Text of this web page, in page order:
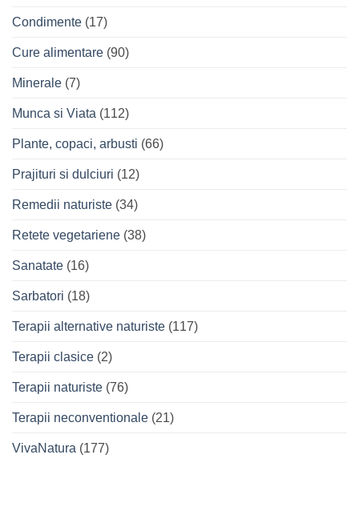
Condimente (17)
Cure alimentare (90)
Minerale (7)
Munca si Viata (112)
Plante, copaci, arbusti (66)
Prajituri si dulciuri (12)
Remedii naturiste (34)
Retete vegetariene (38)
Sanatate (16)
Sarbatori (18)
Terapii alternative naturiste (117)
Terapii clasice (2)
Terapii naturiste (76)
Terapii neconventionale (21)
VivaNatura (177)